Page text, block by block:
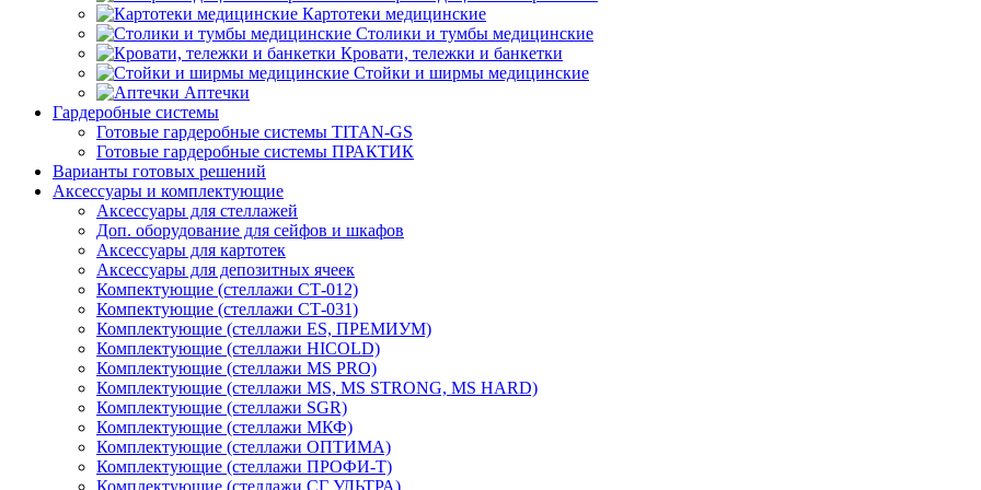
Картотеки медицинские
Столики и тумбы медицинские
Кровати, тележки и банкетки
Стойки и ширмы медицинские
Аптечки
Гардеробные системы
Готовые гардеробные системы TITAN-GS
Готовые гардеробные системы ПРАКТИК
Варианты готовых решений
Аксессуары и комплектующие
Аксессуары для стеллажей
Доп. оборудование для сейфов и шкафов
Аксессуары для картотек
Аксессуары для депозитных ячеек
Компектующие (стеллажи СТ-012)
Компектующие (стеллажи СТ-031)
Комплектующие (стеллажи ES, ПРЕМИУМ)
Комплектующие (стеллажи HICOLD)
Комплектующие (стеллажи MS PRO)
Комплектующие (стеллажи MS, MS STRONG, MS HARD)
Комплектующие (стеллажи SGR)
Комплектующие (стеллажи МКФ)
Комплектующие (стеллажи ОПТИМА)
Комплектующие (стеллажи ПРОФИ-Т)
Комплектующие (стеллажи СГ УЛЬТРА)